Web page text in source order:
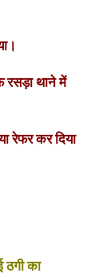
रसड़ा थाने में
रेफर कर दिया
ठगी का